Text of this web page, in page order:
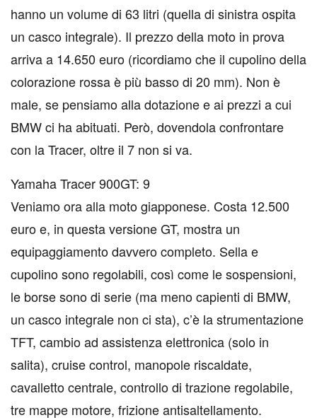
hanno un volume di 63 litri (quella di sinistra ospita
un casco integrale). Il prezzo della moto in prova
arriva a 14.650 euro (ricordiamo che il cupolino della
colorazione rossa è più basso di 20 mm). Non è
male, se pensiamo alla dotazione e ai prezzi a cui
BMW ci ha abituati. Però, dovendola confrontare
con la Tracer, oltre il 7 non si va.
Yamaha Tracer 900GT: 9
Veniamo ora alla moto giapponese. Costa 12.500
euro e, in questa versione GT, mostra un
equipaggiamento davvero completo. Sella e
cupolino sono regolabili, così come le sospensioni,
le borse sono di serie (ma meno capienti di BMW,
un casco integrale non ci sta), c’è la strumentazione
TFT, cambio ad assistenza elettronica (solo in
salita), cruise control, manopole riscaldate,
cavalletto centrale, controllo di trazione regolabile,
tre mappe motore, frizione antisaltellamento.